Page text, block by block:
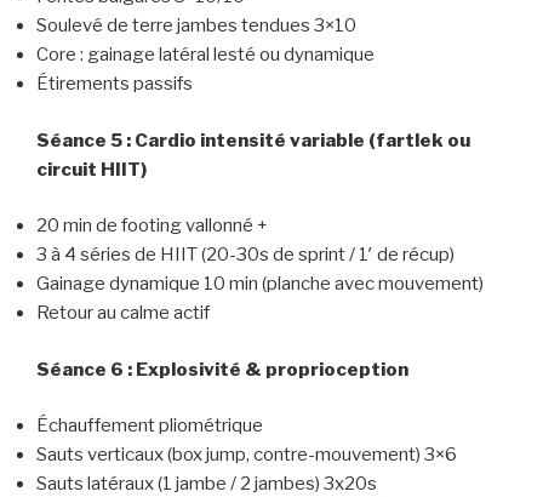
Soulevé de terre jambes tendues 3×10
Core : gainage latéral lesté ou dynamique
Étirements passifs
Séance 5 : Cardio intensité variable (fartlek ou
circuit HIIT)
20 min de footing vallonné +
3 à 4 séries de HIIT (20-30s de sprint / 1′ de récup)
Gainage dynamique 10 min (planche avec mouvement)
Retour au calme actif
Séance 6 : Explosivité & proprioception
Échauffement pliométrique
Sauts verticaux (box jump, contre-mouvement) 3×6
Sauts latéraux (1 jambe / 2 jambes) 3x20s